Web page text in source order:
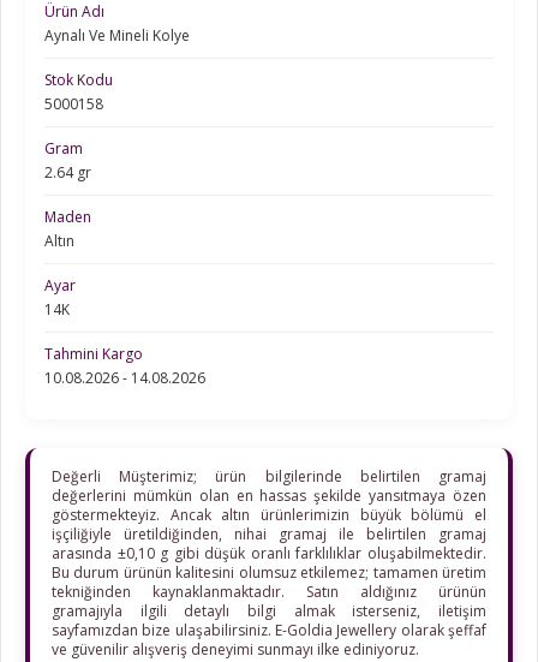
Ürün Adı
Aynalı Ve Mineli Kolye
Stok Kodu
5000158
Gram
2.64 gr
Maden
Altın
Ayar
14K
Tahmini Kargo
10.08.2026 - 14.08.2026
Değerli Müşterimiz; ürün bilgilerinde belirtilen gramaj
değerlerini mümkün olan en hassas şekilde yansıtmaya özen
göstermekteyiz. Ancak altın ürünlerimizin büyük bölümü el
işçiliğiyle üretildiğinden, nihai gramaj ile belirtilen gramaj
arasında ±0,10 g gibi düşük oranlı farklılıklar oluşabilmektedir.
Bu durum ürünün kalitesini olumsuz etkilemez; tamamen üretim
tekniğinden kaynaklanmaktadır. Satın aldığınız ürünün
gramajıyla ilgili detaylı bilgi almak isterseniz, iletişim
sayfamızdan bize ulaşabilirsiniz. E-Goldia Jewellery olarak şeffaf
ve güvenilir alışveriş deneyimi sunmayı ilke ediniyoruz.